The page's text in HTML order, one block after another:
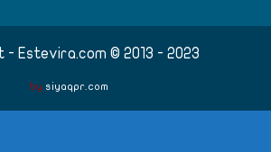
- Estevira.com © 2013 - 2023
bysiyaqpr.com